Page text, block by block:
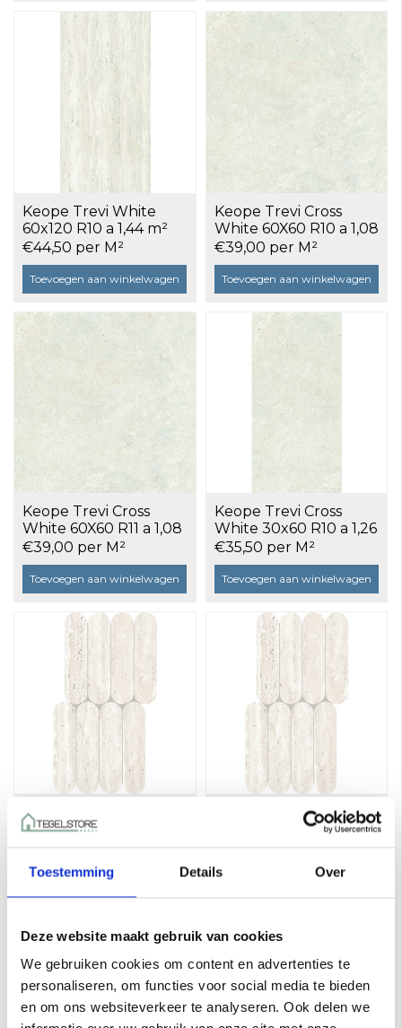
Toestemming Details Over
Deze website maakt gebruik van cookies
We gebruiken cookies om content en advertenties te
personaliseren, om functies voor social media te bieden
en om ons websiteverkeer te analyseren. Ook delen we
Keope Trevi White
60x120 R10 a 1,44 m²
€44,50 per M²
Toevoegen aan winkelwagen
Keope Trevi Cross
White 60X60 R10 a 1,08
m²
€39,00 per M²
Toevoegen aan winkelwagen
Keope Trevi Cross
White 60X60 R11 a 1,08
m²
€39,00 per M²
Toevoegen aan winkelwagen
Keope Trevi Cross
White 30x60 R10 a 1,26
m²
€35,50 per M²
Toevoegen aan winkelwagen
Keope Trevi White
Biscuits Silky 28,5X55,5
Toevoegen aan winkelwagen
Keope Trevi White
Biscuits Cross R10
0,95 m²
Toevoegen aan winkelwagen